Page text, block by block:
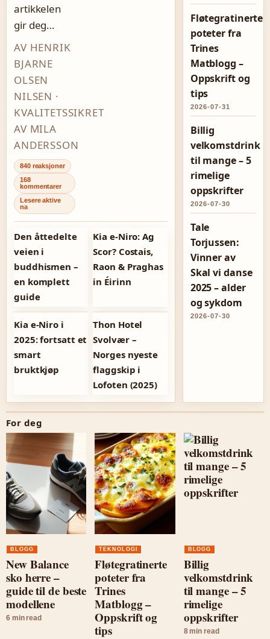
artikkelen
gir deg…
AV HENRIK
BJARNE
OLSEN
NILSEN ·
KVALITETSSIKRET
AV MILA
ANDERSSON
840 reaksjoner
168
kommentarer
Lesere aktive
na
Den åttedelte
veien i
buddhismen –
en komplett
guide
Kia e-Niro: Ag
Scor? Costais,
Raon & Praghas
in Éirinn
Kia e-Niro i
2025: fortsatt et
smart
bruktkjøp
Thon Hotel
Svolvær –
Norges nyeste
flaggskip i
Lofoten (2025)
Fløtegratinerte
poteter fra
Trines
Matblogg –
Oppskrift og
tips
2026-07-31
Billig
velkomstdrink
til mange – 5
rimelige
oppskrifter
2026-07-30
Tale
Torjussen:
Vinner av
Skal vi danse
2025 – alder
og sykdom
2026-07-30
For deg
BLOGG
New Balance
sko herre –
guide til de beste
modellene
6 min read
TEKNOLOGI
Fløtegratinerte
poteter fra
Trines
Matblogg –
Oppskrift og
tips
BLOGG
Billig
velkomstdrink
til mange – 5
rimelige
oppskrifter
8 min read